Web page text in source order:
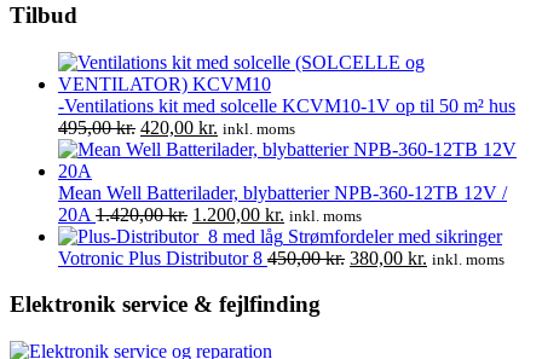
Tilbud
-Ventilations kit med solcelle KCVM10-1V op til 50 m² hus
495,00kr. Den
oprindelige
var:
495,00 kr..
420,00 kr. Den
aktuelle
er:
420,00 kr..
inkl. moms
Mean Well Batterilader, blybatterier NPB-360-12TB 12V /
20A 1.420,00kr. Den
oprindelige
pris
1.420,00 kr..
1.200,00 kr. Den
aktuelle
pris
1.200,00 kr..
inkl. moms
Strømfordeler med sikringer
Votronic Plus Distributor 8 450,00kr. Den
380,00 kr. Den
inkl. moms
Elektronik service & fejlfinding